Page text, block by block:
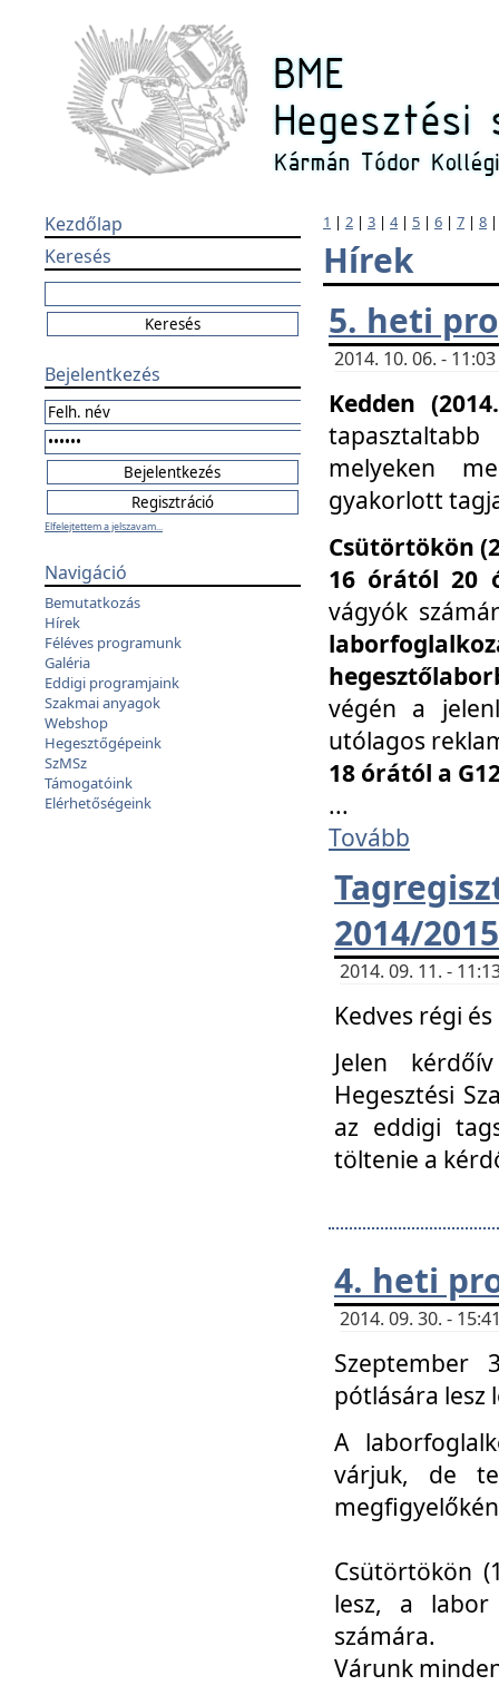
Kezdőlap
Keresés
Bejelentkezés
Elfelejtettem a jelszavam...
Navigáció
Bemutatkozás
Hírek
Féléves programunk
Galéria
Eddigi programjaink
Szakmai anyagok
Webshop
Hegesztőgépeink
SzMSz
Támogatóink
Elérhetőségeink
1 | 2 | 3 | 4| 5 | 6 | 7 | 8
Hírek
5. heti
2014. 10. 06. -
Kedden
melyeken
gyakorlott
Csütörtökön
16 órától 20
vágyók
végén a
utólagos
18 órától a
...
Tovább
2014/
2014. 09. 11. -
Kedves régi
Jelen
Hegesztési
az eddigi
töltenie a
4. heti
2014. 09. 30. -
Szeptember
pótlására lesz
A
várjuk, de
Csütörtökön
lesz, a labor
számára.
Várunk